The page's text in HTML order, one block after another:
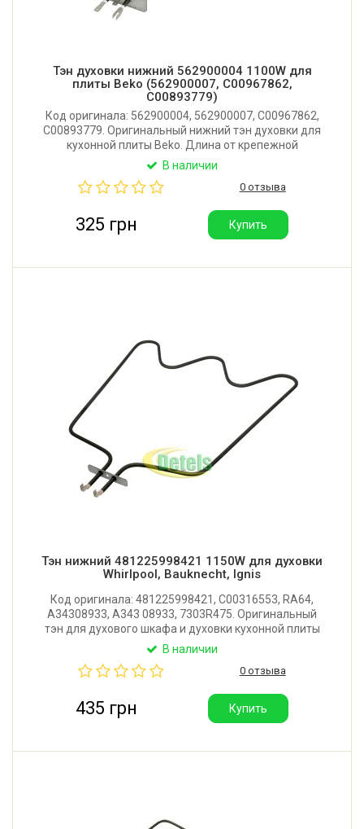
Тэн духовки нижний 562900004 1100W для
плиты Beko (562900007, C00967862,
C00893779)
Код оригинала: 562900004, 562900007, C00967862,
C00893779. Оригинальный нижний тэн духовки для
кухонной плиты Beko. Длина от крепежной
пластины: 365 мм. Ширина: 255 мм. Размер фланца:
Sahterm (Турция).
В наличии
0 отзыва
325 грн Купить
Тэн нижний 481225998421 1150W для духовки
Whirlpool, Bauknecht, Ignis
Код оригинала: 481225998421, C00316553, RA64,
A34308933, A343 08933, 7303R475. Оригинальный
тэн для духового шкафа и духовки кухонной плиты
Whirlpool, Bauknecht, Ignis, IKEA. Длина от фланца:
Производитель: Backer (Польша).
В наличии
0 отзыва
435 грн Купить